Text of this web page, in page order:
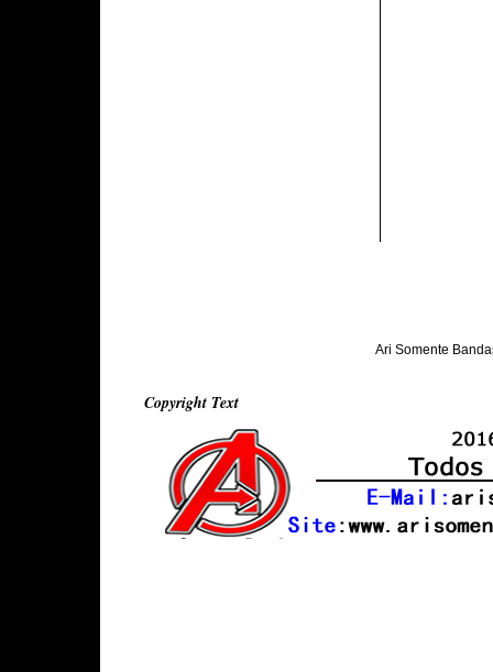
Ari Somente
Copyright Text